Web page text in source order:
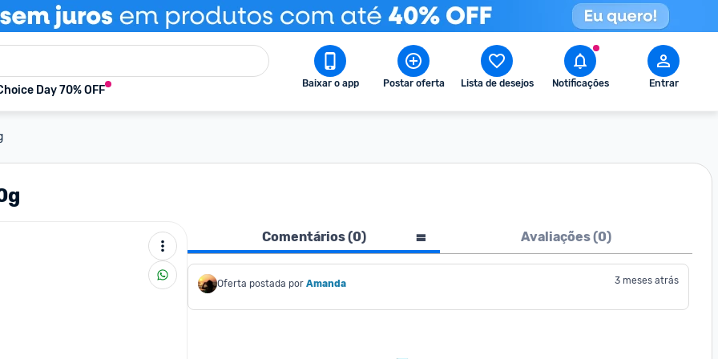
Day 70% OFF Baixar o app Postar oferta Lista de desejos Notificações Entrar
Comentários (0) Avaliações (0)
Oferta postada por Amanda 3 meses atrás